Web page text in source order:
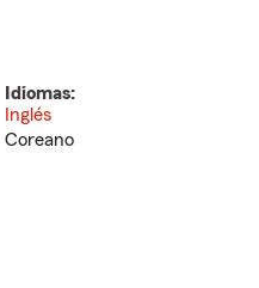
Idiomas:
Inglés
Coreano